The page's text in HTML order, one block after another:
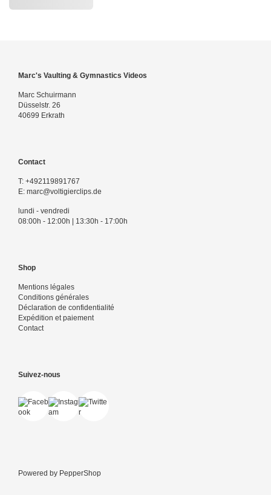
Marc's Vaulting & Gymnastics Videos
Marc Schuirmann
Düsselstr. 26
40699 Erkrath
Contact
T: +492119891767
E: marc@voltigierclips.de
lundi - vendredi
08:00h - 12:00h | 13:30h - 17:00h
Shop
Mentions légales
Conditions générales
Déclaration de confidentialité
Expédition et paiement
Contact
Suivez-nous
Powered by PepperShop